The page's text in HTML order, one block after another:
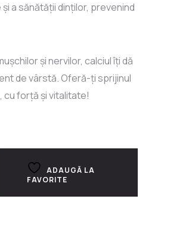
a sănătății dinților, prevenind
și nervilor, calciul îți dă
de vârstă. Oferă-ți sprijinul
cu forță și vitalitate!
ADAUGĂ LA
FAVORITE